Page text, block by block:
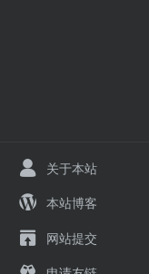
关于本站
本站博客
网站提交